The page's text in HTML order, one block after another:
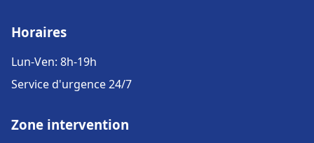
Horaires
Lun-Ven: 8h-19h
Service d'urgence 24/7
Zone intervention